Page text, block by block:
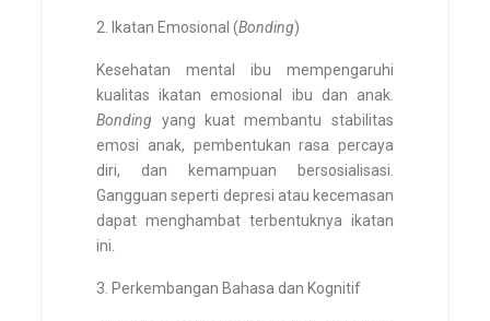
Ikatan Emosional (Bonding)
Kesehatan mental ibu mempengaruhi
kualitas ikatan emosional ibu dan anak.
Bonding yang kuat membantu stabilitas
emosi anak, pembentukan rasa percaya
diri, dan kemampuan bersosialisasi.
Gangguan seperti depresi atau kecemasan
dapat menghambat terbentuknya ikatan
ini.
Perkembangan Bahasa dan Kognitif